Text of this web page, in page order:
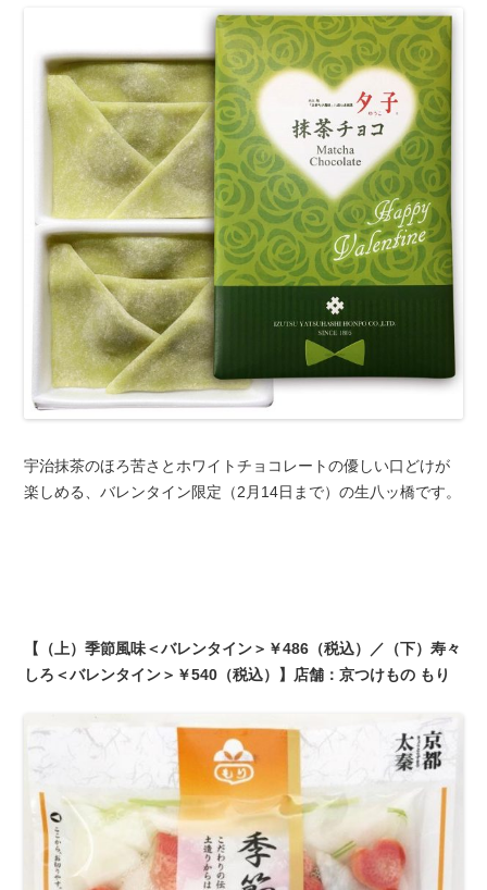
宇治抹茶のほろ苦さとホワイトチョコレートの優しい口どけが
楽しめる、バレンタイン限定（2月14日まで）の生八ッ橋です。
【（上）季節風味＜バレンタイン＞￥486（税込）／（下）寿々
しろ＜バレンタイン＞￥540（税込）】店舗：京つけもの もり